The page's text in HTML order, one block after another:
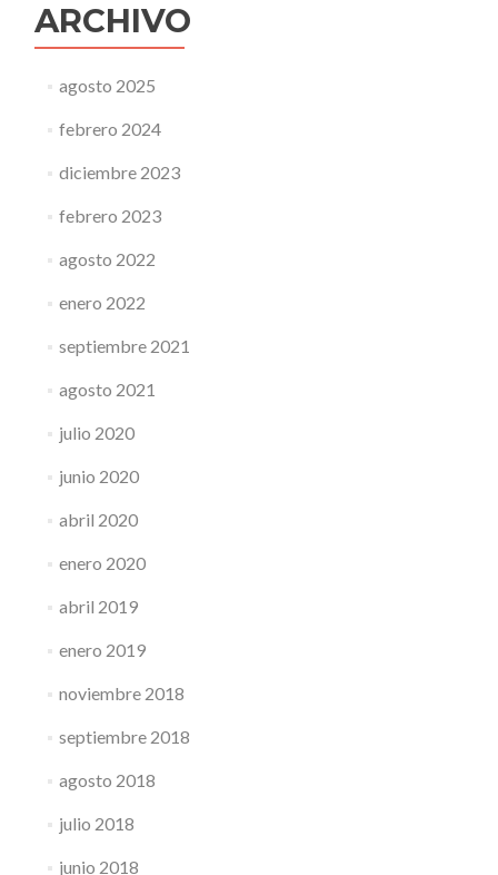
ARCHIVO
agosto 2025
febrero 2024
diciembre 2023
febrero 2023
agosto 2022
enero 2022
septiembre 2021
agosto 2021
julio 2020
junio 2020
abril 2020
enero 2020
abril 2019
enero 2019
noviembre 2018
septiembre 2018
agosto 2018
julio 2018
junio 2018